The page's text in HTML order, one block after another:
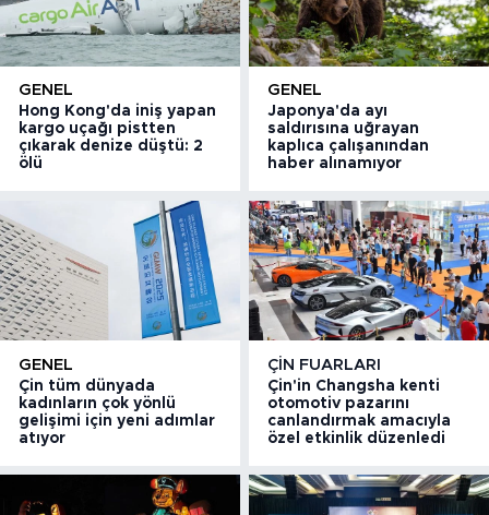
GENEL
Hong Kong'da iniş yapan
kargo uçağı pistten
çıkarak denize düştü: 2
ölü
GENEL
Japonya'da ayı
saldırısına uğrayan
kaplıca çalışanından
haber alınamıyor
GENEL
Çin tüm dünyada
kadınların çok yönlü
gelişimi için yeni adımlar
atıyor
ÇIN FUARLARI
Çin'in Changsha kenti
otomotiv pazarını
canlandırmak amacıyla
özel etkinlik düzenledi